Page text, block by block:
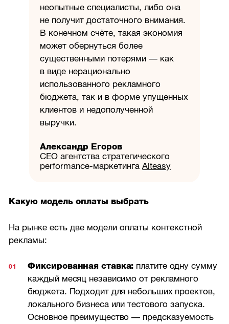
неопытные специалисты, либо она
не получит достаточного внимания.
В конечном счёте, такая экономия
может обернуться более
существенными потерями — как
в виде нерационально
использованного рекламного
бюджета, так и в форме упущенных
клиентов и недополученной
выручки.
Александр Егоров
CEO агентства стратегического
performance-маркетингаAlteasy
Какую модель оплаты выбрать
На рынке есть две модели оплаты контекстной
рекламы:
Фиксированная ставка: платите одну сумму
каждый месяц независимо от рекламного
бюджета. Подходит для небольших проектов,
локального бизнеса или тестового запуска.
Основное преимущество — предсказуемость